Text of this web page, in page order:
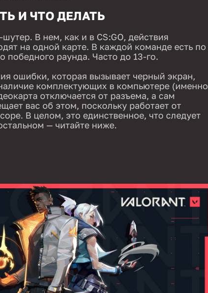
И ЧТО ДЕЛАТЬ
В нем, как и в CS:GO, действия
на одной карте. В каждой команде есть по
победного раунда. Часто до 13-го.
ошибки, которая вызывает черный экран,
комплектующих в компьютере (именно
отключается от разъема, а сам
вас об этом, поскольку работает от
В целом, это единственное, что следует
— читайте ниже.